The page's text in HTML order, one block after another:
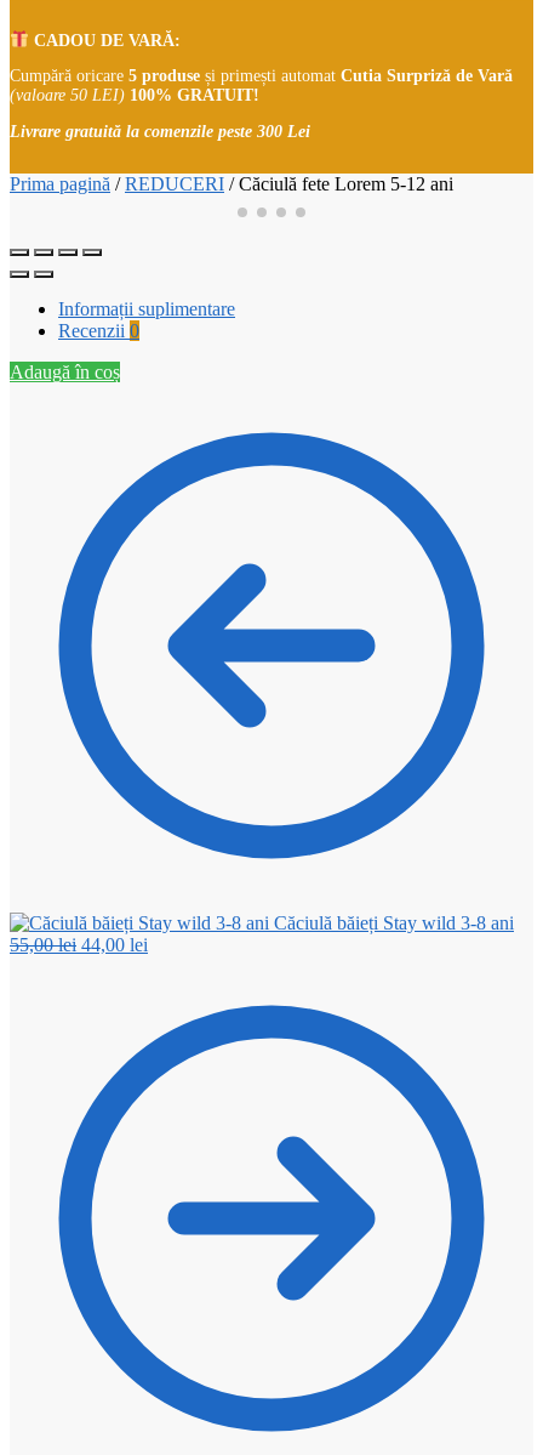
CADOU DE VARĂ:
Cumpără oricare 5 produse și primești automat Cutia Surpriză de Vară
(valoare 50 LEI) 100% GRATUIT!
Livrare gratuită la comenzile peste 300 Lei
Prima pagină /REDUCERI /Căciulă fete Lorem 5-12 ani
Informații suplimentare
Recenzii 0
Adaugă în coș
Căciulă băieți Stay wild 3-8 ani
55,00lei 44,00 lei